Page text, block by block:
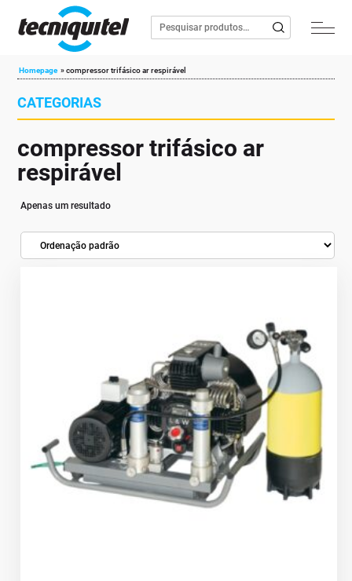
Homepage »compressor trifásico ar respirável
CATEGORIAS
compressor trifásico ar
respirável
Apenas um resultado